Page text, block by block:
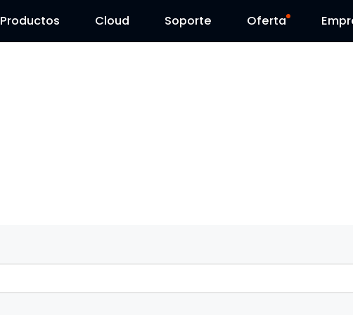
Productos
Cloud
Soporte
Contáctenos Oferta
Día Reolink